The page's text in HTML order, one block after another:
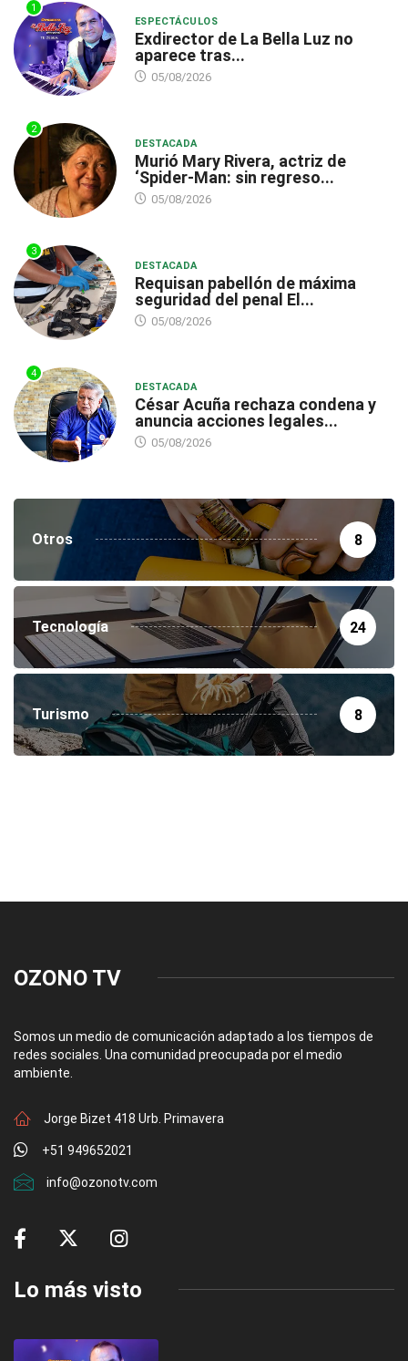
1
ESPECTÁCULOS
Exdirector de La Bella Luz no
aparece tras...
05/08/2026
2
DESTACADA
Murió Mary Rivera, actriz de
‘Spider-Man: sin regreso...
05/08/2026
3
DESTACADA
Requisan pabellón de máxima
seguridad del penal El...
05/08/2026
4
DESTACADA
César Acuña rechaza condena y
anuncia acciones legales...
05/08/2026
Otros 8
Tecnología 24
Turismo 8
OZONO TV
Somos un medio de comunicación adaptado a los tiempos de
redes sociales. Una comunidad preocupada por el medio
ambiente.
Jorge Bizet 418 Urb. Primavera
+51 949652021
info@ozonotv.com
Lo más visto